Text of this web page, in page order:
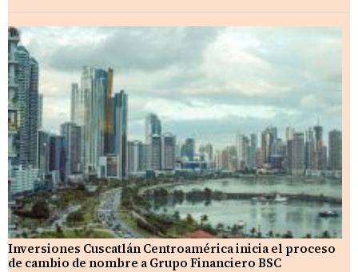
Inversiones Cuscatlán Centroamérica inicia el proceso
de cambio de nombre a Grupo Financiero BSC